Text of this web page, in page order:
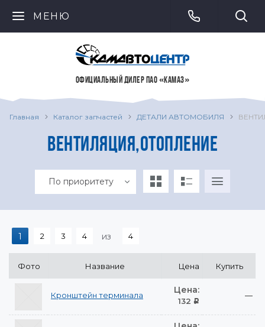
МЕНЮ
ОФИЦИАЛЬНЫЙ ДИЛЕР ПАО «КАМАЗ»
Главная Каталог запчастей ДЕТАЛИ АВТОМОБИЛЯ
ВЕНТИЛЯЦИЯ,ОТОПЛЕНИЕ
По приоритету
1 2 3 4 из 4
Фото Название Цена Купить
Кронштейн терминала Цена:
132 Р
—